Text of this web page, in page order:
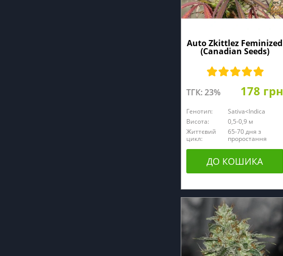
Auto Zkittlez Feminized
(Canadian Seeds)
ТГК: 23% 178 грн
Генотип:
Sativa<Indica
Висота:
0,5-0,9 м
Життєвий
цикл:
65-70 дня з
проростання
ДО КОШИКА